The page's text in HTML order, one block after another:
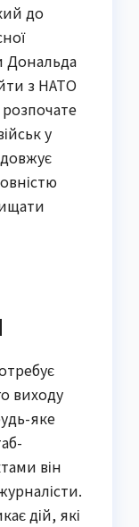
до
Дональда
з НАТО
у
виходу
яке
він
дій, які